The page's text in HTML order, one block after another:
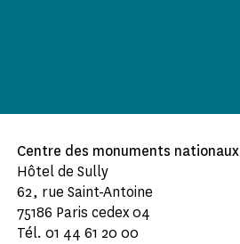
Centre des monuments nationaux
Hôtel de Sully
62, rue Saint-Antoine
75186 Paris cedex 04
Tél. 01 44 61 20 00